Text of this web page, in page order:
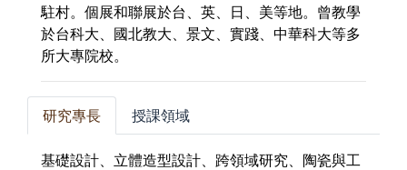
駐村。個展和聯展於台、英、日、美等地。曾教學
於台科大、國北教大、景文、實踐、中華科大等多
所大專院校。
研究專長 授課領域
基礎設計、立體造型設計、跨領域研究、陶瓷與工